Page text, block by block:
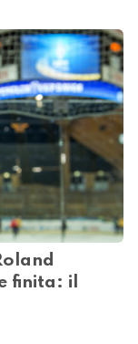
finita: il